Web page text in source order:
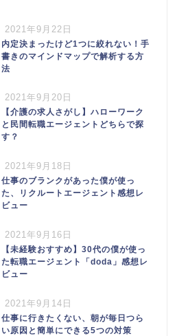
2021年9月22日
内定決まったけど1つに絞れない！手
書きのマインドマップで解析する方
法
2021年9月20日
【介護の求人さがし】ハローワーク
と民間転職エージェントどちらで探
す？
2021年9月18日
仕事のブランクがあった僕が使っ
た、リクルートエージェント感想レ
ビュー
2021年9月16日
【未経験おすすめ】30代の僕が使っ
た転職エージェント「doda」感想レ
ビュー
2021年9月14日
仕事に行きたくない、朝が毎日つら
い原因と簡単にできる5つの対策